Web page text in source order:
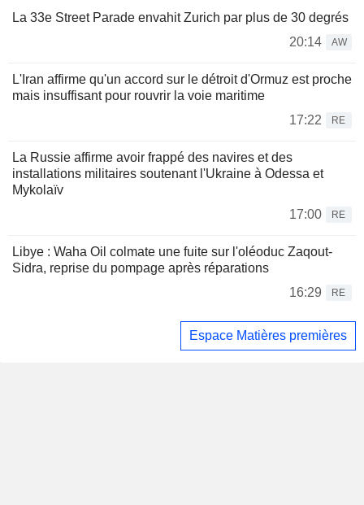
La 33e Street Parade envahit Zurich par plus de 30 degrés
20:14
AW
L'Iran affirme qu'un accord sur le détroit d'Ormuz est proche
mais insuffisant pour rouvrir la voie maritime
17:22
RE
La Russie affirme avoir frappé des navires et des
installations militaires soutenant l'Ukraine à Odessa et
Mykolaïv
17:00
RE
Libye : Waha Oil colmate une fuite sur l'oléoduc Zaqout-
Sidra, reprise du pompage après réparations
16:29
RE
Espace Matières premières